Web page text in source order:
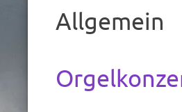
contentAllgemein